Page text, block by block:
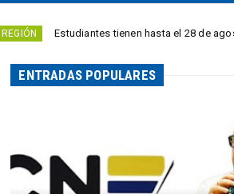
tienen hasta el 28 de agosto para
ENTRADAS POPULARES